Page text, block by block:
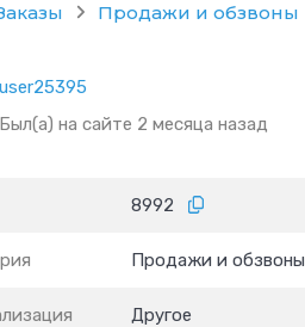
Продажи и обзвоны
user25395
Был(а) на сайте 2 месяца назад
8992
Продажи и обзвоны
Другое